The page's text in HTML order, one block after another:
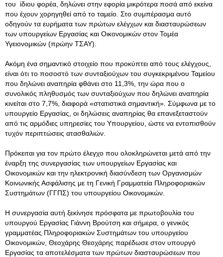
του ίδιου φορέα, δηλώνει στην εφορία μικρότερα ποσά από εκείνα
που έχουν χορηγηθεί από το ταμείο. Στο συμπέρασμα αυτό
οδηγούν τα ευρήματα των πρώτων ελέγχων και διασταυρώσεων
των υπουργείων Εργασίας και Οικονομικών στον Τομέα
Υγειονομικών (πρώην ΤΣΑΥ).
Ακόμη ένα σημαντικό στοιχείο που προκύπτει από τους ελέγχους,
είναι ότι το ποσοστό των συνταξιούχων του συγκεκριμένου Ταμείου
που δηλώνει αναπηρία φθάνει στο 11,3%, την ώρα που ο
συνολικός πληθυσμός των συνταξιούχων που δηλώνει αναπηρία
κινείται στο 7,7%, διαφορά «στατιστικά σημαντική». Σύμφωνα με το
υπουργείο Εργασίας, οι δηλώσεις αναπηρίας θα επανεξεταστούν
από τις αρμόδιες υπηρεσίες του Υπουργείου, ώστε να εντοπισθούν
τυχόν περιπτώσεις ατασθαλιών.
Πρόκειται για τον πρώτο έλεγχο που ολοκληρώνεται μετά από την
έναρξη της συνεργασίας των υπουργείων Εργασίας και
Οικονομικών και την ηλεκτρονική διασύνδεση των Οργανισμών
Κοινωνικής Ασφάλισης με τη Γενική Γραμματεία Πληροφοριακών
Συστημάτων (ΓΓΠΣ) του υπουργείου Οικονομικών.
Η συνεργασία αυτή ξεκίνησε πρόσφατα με πρωτοβουλία του
υπουργού Εργασίας Γιάννη Βρούτση και σήμερα, ο γενικός
γραμματέας Πληροφοριακών Συστημάτων του υπουργείου
Οικονομικών, Θεοχάρης Θεοχάρης παρέδωσε στον υπουργό
Εργασίας τα αποτελέσματα των πρώτων διασταυρώσεων που